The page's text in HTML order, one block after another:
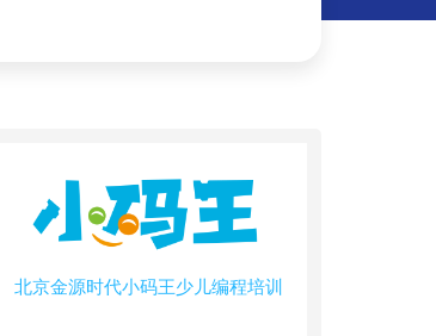
北京金源时代小码王少儿编程培训